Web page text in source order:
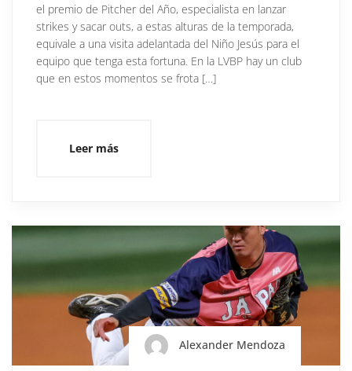
el premio de Pitcher del Año, especialista en lanzar
strikes y sacar outs, a estas alturas de la temporada,
equivale a una visita adelantada del Niño Jesús para el
equipo que tenga esta fortuna. En la LVBP hay un club
que en estos momentos se frota […]
Leer más
Alexander Mendoza